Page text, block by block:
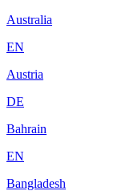
Australia
EN
Austria
DE
Bahrain
EN
Bangladesh